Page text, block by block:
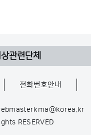
관련단체
전화번호안내
RESERVED